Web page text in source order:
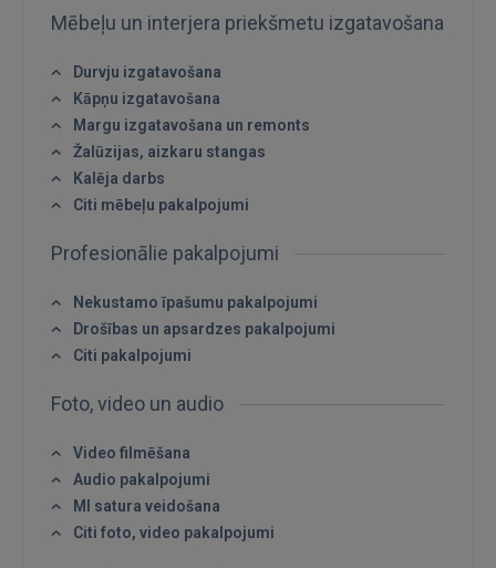
Ienākt
Aizmirsāt paroli?
FACEBOOK
 Sign in with Apple
Mēbeļu un interjera priekšmetu izgatavošana
Durvju izgatavošana
Kāpņu izgatavošana
Margu izgatavošana un remonts
Žalūzijas, aizkaru stangas
Kalēja darbs
Citi mēbeļu pakalpojumi
Profesionālie pakalpojumi
Nekustamo īpašumu pakalpojumi
Drošības un apsardzes pakalpojumi
Citi pakalpojumi
Foto, video un audio
Video filmēšana
Audio pakalpojumi
MI satura veidošana
Citi foto, video pakalpojumi